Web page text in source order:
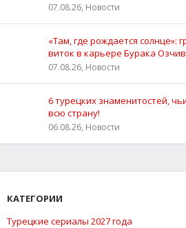
07.08.26, Новости
«Там, где рождается солнце»:
виток в карьере Бурака
07.08.26, Новости
6 турецких знаменитостей,
всю страну!
06.08.26, Новости
КАТЕГОРИИ
Турецкие сериалы 2027 года